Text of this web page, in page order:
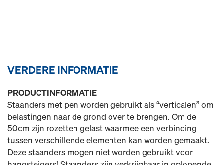
VERDERE INFORMATIE
PRODUCTINFORMATIE
Staanders met pen worden gebruikt als “verticalen” om
belastingen naar de grond over te brengen. Om de
50cm zijn rozetten gelast waarmee een verbinding
tussen verschillende elementen kan worden gemaakt.
Deze staanders mogen niet worden gebruikt voor